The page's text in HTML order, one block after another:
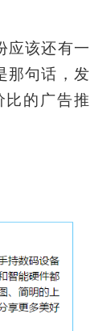
应该还有一
那句话，发
比的广告推